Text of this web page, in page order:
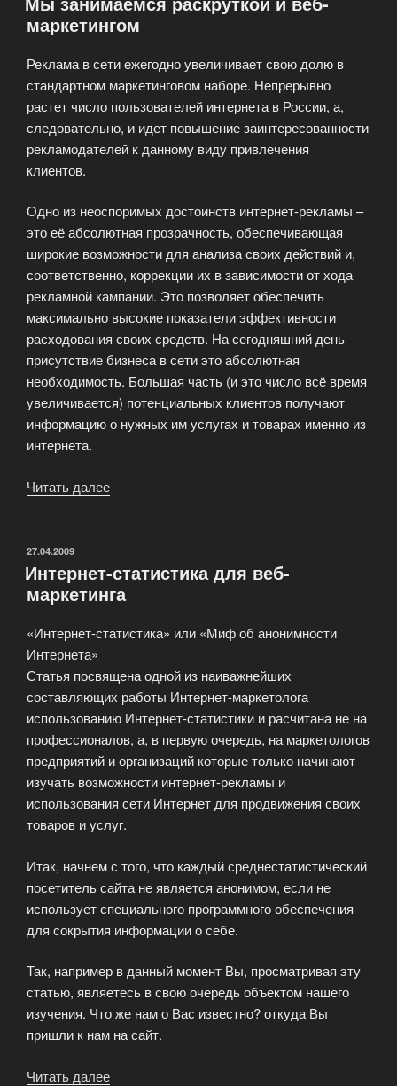
сайте»
маркетингом
Реклама в сети ежегодно увеличивает свою долю в
стандартном маркетинговом наборе. Непрерывно
растет число пользователей интернета в России, а,
следовательно, и идет повышение заинтересованности
рекламодателей к данному виду привлечения
клиентов.
Одно из неоспоримых достоинств интернет-рекламы –
это её абсолютная прозрачность, обеспечивающая
широкие возможности для анализа своих действий и,
соответственно, коррекции их в зависимости от хода
рекламной кампании. Это позволяет обеспечить
максимально высокие показатели эффективности
расходования своих средств. На сегодняшний день
присутствие бизнеса в сети это абсолютная
необходимость. Большая часть (и это число всё время
увеличивается) потенциальных клиентов получают
информацию о нужных им услугах и товарах именно из
интернета.
Читать далее
веб-
маркетингом»
ОПУБЛИКОВАНО
27.04.2009
Интернет-статистика для веб-
маркетинга
«Интернет-статистика» или «Миф об анонимности
Интернета»
Статья посвящена одной из наиважнейших
составляющих работы Интернет-маркетолога
использованию Интернет-статистики и расчитана не на
профессионалов, а, в первую очередь, на маркетологов
предприятий и организаций которые только начинают
изучать возможности интернет-рекламы и
использования сети Интернет для продвижения своих
товаров и услуг.
Итак, начнем с того, что каждый среднестатистический
посетитель сайта не является анонимом, если не
использует специального программного обеспечения
для сокрытия информации о себе.
Так, например в данный момент Вы, просматривая эту
статью, являетесь в свою очередь объектом нашего
изучения. Что же нам о Вас известно? откуда Вы
пришли к нам на сайт.
Читать далее